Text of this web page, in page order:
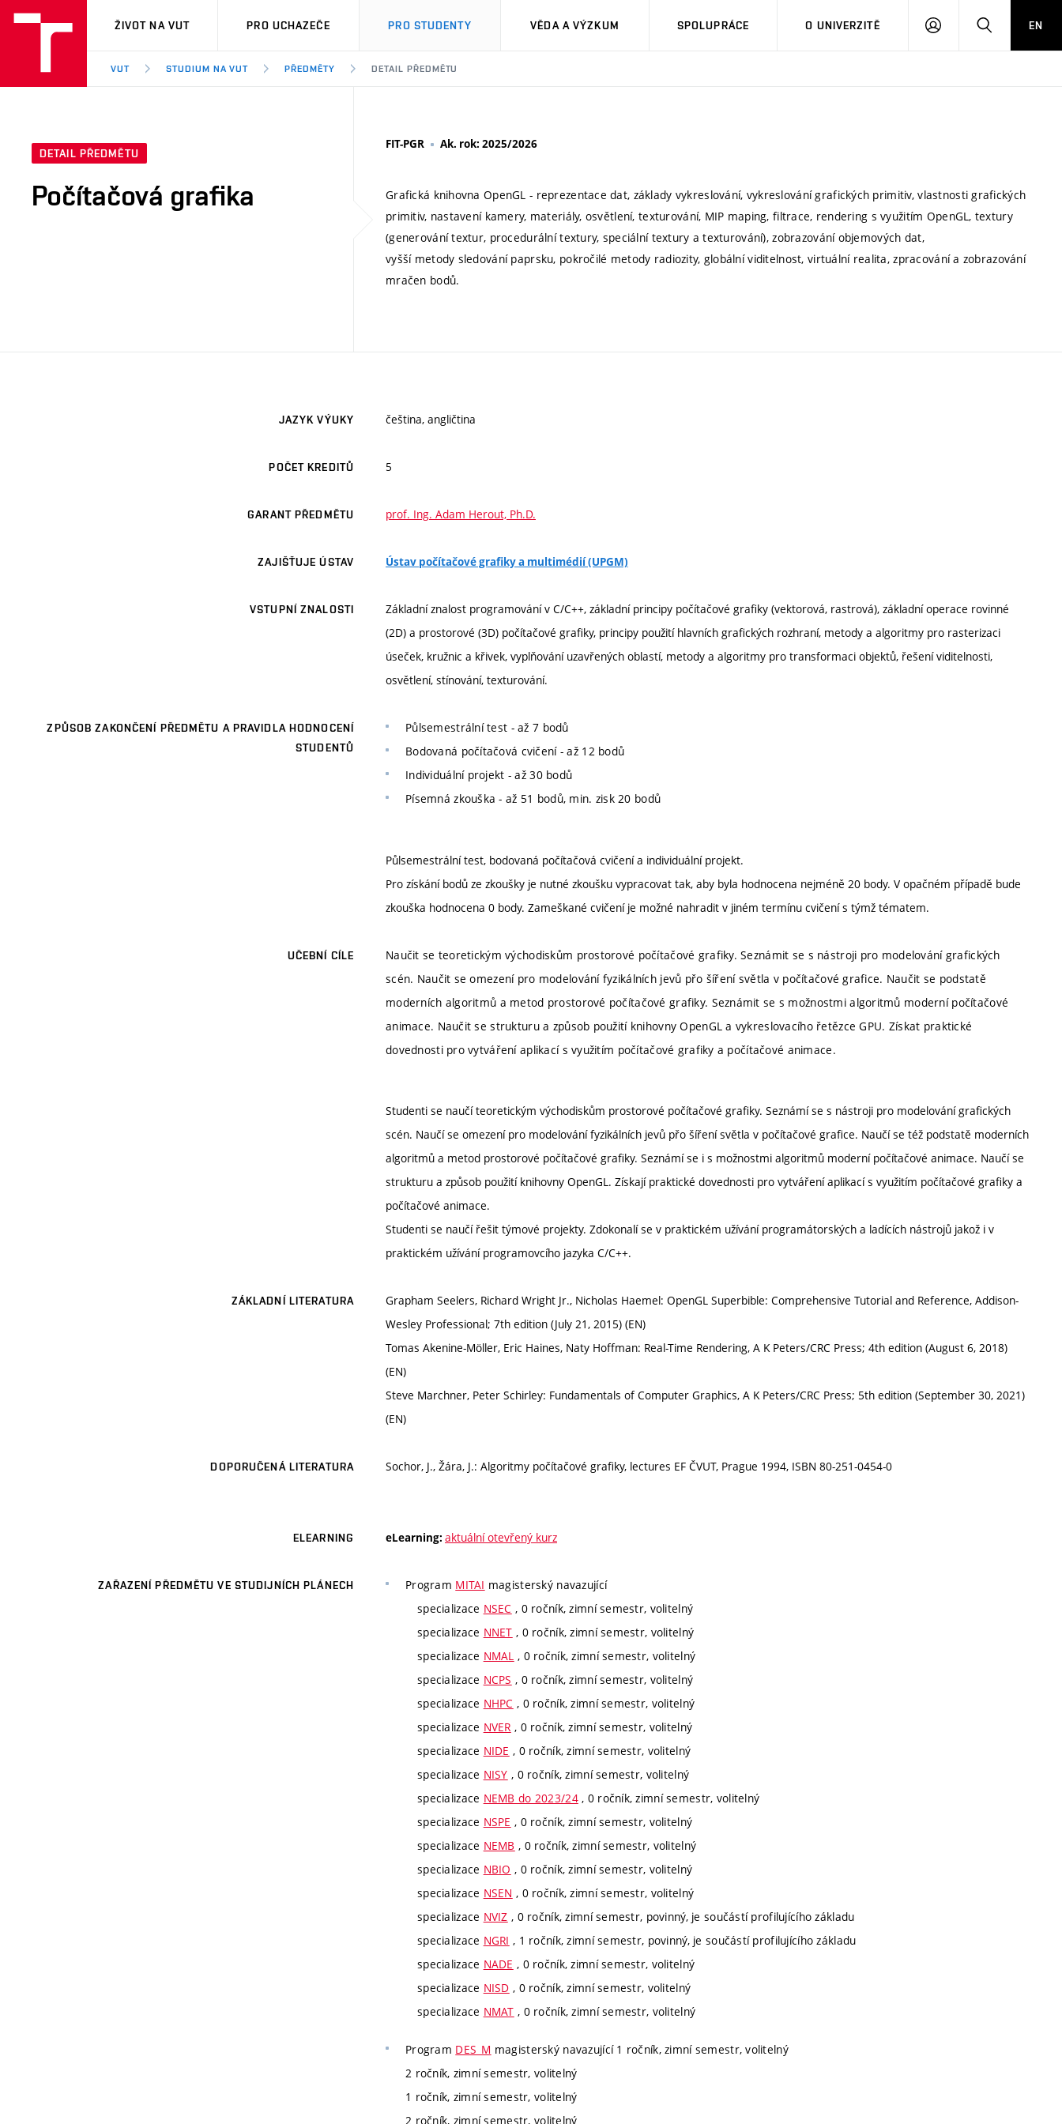
VUT
ŽIVOT NA VUT PRO UCHAZEČE PRO STUDENTY VĚDA A VÝZKUM SPOLUPRÁCE O UNIVERZITĚ
PŘIHLÁSIT HLEDATEN
VUT STUDIUM NA VUT PŘEDMĚTY DETAIL PŘEDMĚTU
DETAIL PŘEDMĚTU
Počítačová grafika
FIT-PGR Ak. rok: 2025/2026
Grafická knihovna OpenGL - reprezentace dat, základy vykreslování, vykreslování grafických primitiv, vlastnosti grafických
primitiv, nastavení kamery, materiály, osvětlení, texturování, MIP maping, filtrace, rendering s využitím OpenGL, textury
(generování textur, procedurální textury, speciální textury a texturování), zobrazování objemových dat,
vyšší metody sledování paprsku, pokročilé metody radiozity, globální viditelnost, virtuální realita, zpracování a zobrazování
mračen bodů.
JAZYK VÝUKY čeština, angličtina
POČET KREDITŮ 5
GARANT PŘEDMĚTU prof. Ing. Adam Herout, Ph.D.
ZAJIŠŤUJE ÚSTAV Ústav počítačové grafiky a multimédií (UPGM)
VSTUPNÍ ZNALOSTI
Základní znalost programování v C/C++, základní principy počítačové grafiky (vektorová, rastrová), základní operace rovinné
(2D) a prostorové (3D) počítačové grafiky, principy použití hlavních grafických rozhraní, metody a algoritmy pro rasterizaci
úseček, kružnic a křivek, vyplňování uzavřených oblastí, metody a algoritmy pro transformaci objektů, řešení viditelnosti,
osvětlení, stínování, texturování.
ZPŮSOB ZAKONČENÍ PŘEDMĚTU A PRAVIDLA HODNOCENÍ
STUDENTŮ
Půlsemestrální test - až 7 bodů
Bodovaná počítačová cvičení - až 12 bodů
Individuální projekt - až 30 bodů
Písemná zkouška - až 51 bodů, min. zisk 20 bodů
Půlsemestrální test, bodovaná počítačová cvičení a individuální projekt.
Pro získání bodů ze zkoušky je nutné zkoušku vypracovat tak, aby byla hodnocena nejméně 20 body. V opačném případě bude
zkouška hodnocena 0 body. Zameškané cvičení je možné nahradit v jiném termínu cvičení s týmž tématem.
UČEBNÍ CÍLE
Naučit se teoretickým východiskům prostorové počítačové grafiky. Seznámit se s nástroji pro modelování grafických
scén. Naučit se omezení pro modelování fyzikálních jevů přo šíření světla v počítačové grafice. Naučit se podstatě
moderních algoritmů a metod prostorové počítačové grafiky. Seznámit se s možnostmi algoritmů moderní počítačové
animace. Naučit se strukturu a způsob použití knihovny OpenGL a vykreslovacího řetězce GPU. Získat praktické
dovednosti pro vytváření aplikací s využitím počítačové grafiky a počítačové animace.
Studenti se naučí teoretickým východiskům prostorové počítačové grafiky. Seznámí se s nástroji pro modelování grafických
scén. Naučí se omezení pro modelování fyzikálních jevů přo šíření světla v počítačové grafice. Naučí se též podstatě moderních
algoritmů a metod prostorové počítačové grafiky. Seznámí se i s možnostmi algoritmů moderní počítačové animace. Naučí se
strukturu a způsob použití knihovny OpenGL. Získají praktické dovednosti pro vytváření aplikací s využitím počítačové grafiky a
počítačové animace.
Studenti se naučí řešit týmové projekty. Zdokonalí se v praktickém užívání programátorských a ladících nástrojů jakož i v
praktickém užívání programovcího jazyka C/C++.
ZÁKLADNÍ LITERATURA
Grapham Seelers, Richard Wright Jr., Nicholas Haemel: OpenGL Superbible: Comprehensive Tutorial and Reference, Addison-
Wesley Professional; 7th edition (July 21, 2015) (EN)
Tomas Akenine-Möller, Eric Haines, Naty Hoffman: Real-Time Rendering, A K Peters/CRC Press; 4th edition (August 6, 2018)
(EN)
Steve Marchner, Peter Schirley: Fundamentals of Computer Graphics, A K Peters/CRC Press; 5th edition (September 30, 2021)
(EN)
DOPORUČENÁ LITERATURA Sochor, J., Žára, J.: Algoritmy počítačové grafiky, lectures EF ČVUT, Prague 1994, ISBN 80-251-0454-0
ELEARNING eLearning: aktuální otevřený kurz
ZAŘAZENÍ PŘEDMĚTU VE STUDIJNÍCH PLÁNECH Program MITAI magisterský navazující
specializace NSEC , 0 ročník, zimní semestr, volitelný
specializace NNET , 0 ročník, zimní semestr, volitelný
specializace NMAL , 0 ročník, zimní semestr, volitelný
specializace NCPS , 0 ročník, zimní semestr, volitelný
specializace NHPC , 0 ročník, zimní semestr, volitelný
specializace NVER , 0 ročník, zimní semestr, volitelný
specializace NIDE , 0 ročník, zimní semestr, volitelný
specializace NISY , 0 ročník, zimní semestr, volitelný
specializace NEMB do 2023/24, 0 ročník, zimní semestr, volitelný
specializace NSPE , 0 ročník, zimní semestr, volitelný
specializace NEMB , 0 ročník, zimní semestr, volitelný
specializace NBIO , 0 ročník, zimní semestr, volitelný
specializace NSEN , 0 ročník, zimní semestr, volitelný
specializace NVIZ , 0 ročník, zimní semestr, povinný, je součástí profilujícího základu
specializace NGRI , 1 ročník, zimní semestr, povinný, je součástí profilujícího základu
specializace NADE , 0 ročník, zimní semestr, volitelný
specializace NISD , 0 ročník, zimní semestr, volitelný
specializace NMAT , 0 ročník, zimní semestr, volitelný
Program DES_M magisterský navazující 1 ročník, zimní semestr, volitelný
2 ročník, zimní semestr, volitelný
1 ročník, zimní semestr, volitelný
2 ročník, zimní semestr, volitelný